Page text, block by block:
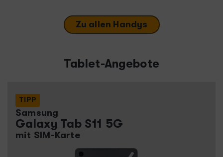
Zu allen Handys
Tablet-Angebote
TIPP
Samsung
Galaxy Tab S11 5G
mit SIM-Karte